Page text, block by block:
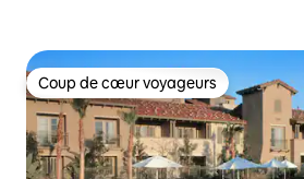
Coup de cœur voyageurs
Coup de cœur voyageurs